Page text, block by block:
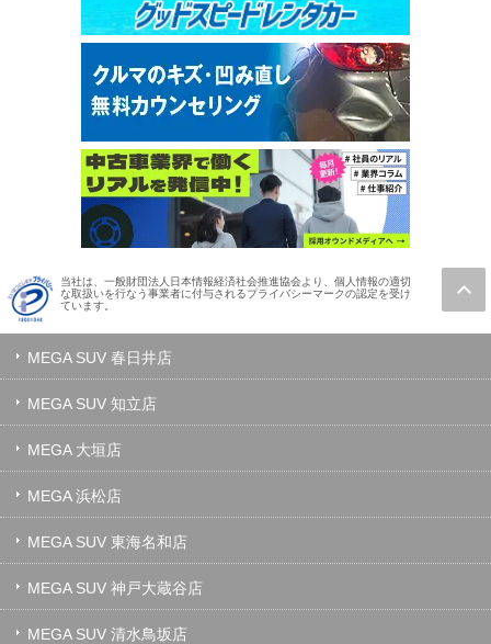
当社は、一般財団法人日本情報経済社会推進協会より、個人情報の適切
な取扱いを行なう事業者に付与されるプライバシーマークの認定を受け
ています。
MEGA SUV 春日井店
MEGA SUV 知立店
MEGA 大垣店
MEGA 浜松店
MEGA SUV 東海名和店
MEGA SUV 神戸大蔵谷店
MEGA SUV 清水鳥坂店